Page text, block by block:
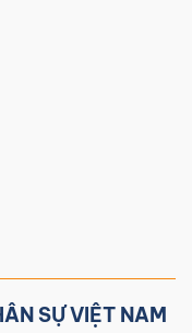
SỰ VIỆT NAM